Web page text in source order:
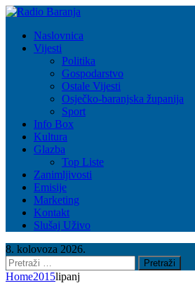
Naslovnica
Vijesti
Politika
Gospodarstvo
Ostale Vijesti
Osječko-baranjska županija
Sport
Info Box
Kultura
Glazba
Top Liste
Zanimljivosti
Emisije
Marketing
Kontakt
Slušaj Uživo
8. kolovoza 2026.
Pretraži:
Home2015lipanj